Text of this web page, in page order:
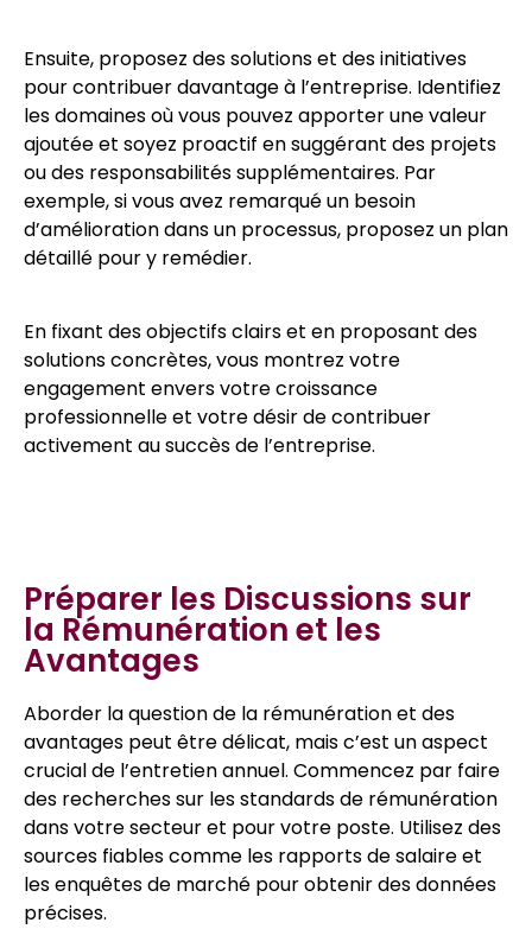
Ensuite, proposez des solutions et des initiatives
pour contribuer davantage à l’entreprise. Identifiez
les domaines où vous pouvez apporter une valeur
ajoutée et soyez proactif en suggérant des projets
ou des responsabilités supplémentaires. Par
exemple, si vous avez remarqué un besoin
d’amélioration dans un processus, proposez un plan
détaillé pour y remédier.
En fixant des objectifs clairs et en proposant des
solutions concrètes, vous montrez votre
engagement envers votre croissance
professionnelle et votre désir de contribuer
activement au succès de l’entreprise.
Préparer les Discussions sur
la Rémunération et les
Avantages
Aborder la question de la rémunération et des
avantages peut être délicat, mais c’est un aspect
crucial de l’entretien annuel. Commencez par faire
des recherches sur les standards de rémunération
dans votre secteur et pour votre poste. Utilisez des
sources fiables comme les rapports de salaire et
les enquêtes de marché pour obtenir des données
précises.